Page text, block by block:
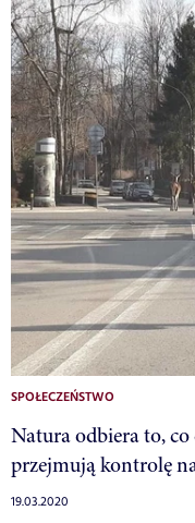
SPOŁECZEŃSTWO
Natura odbiera to,
przejmują kontrolę
19.03.2020